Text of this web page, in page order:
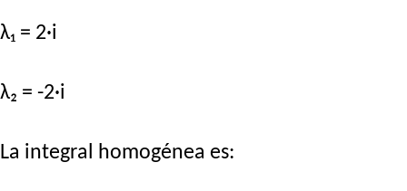
λ₁ = 2·i
λ₂ = -2·i
La integral homogénea es: